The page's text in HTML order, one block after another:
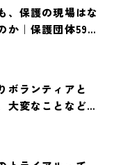
、保護の現場はな
か｜保護団体59団
護犬・保護猫白書
ボランティアと
大変なことなど紹